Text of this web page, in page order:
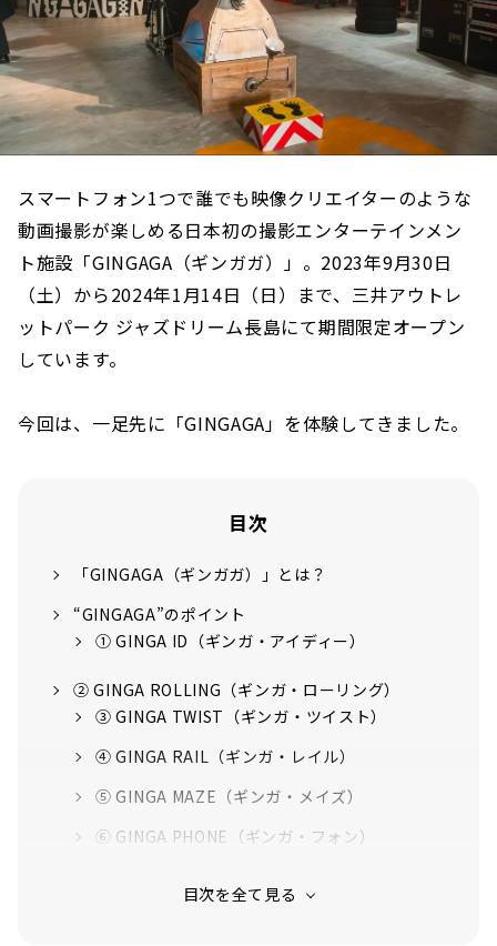
スマートフォン1つで誰でも映像クリエイターのような
動画撮影が楽しめる日本初の撮影エンターテインメン
ト施設「GINGAGA（ギンガガ）」。2023年9月30日
（土）から2024年1月14日（日）まで、三井アウトレ
ットパーク ジャズドリーム長島にて期間限定オープン
しています。
今回は、一足先に「GINGAGA」を体験してきました。
目次
「GINGAGA（ギンガガ）」とは？
“GINGAGA”のポイント
① GINGA ID（ギンガ・アイディー）
② GINGA ROLLING（ギンガ・ローリング）
③ GINGA TWIST（ギンガ・ツイスト）
④ GINGA RAIL（ギンガ・レイル）
⑤ GINGA MAZE（ギンガ・メイズ）
⑥ GINGA PHONE（ギンガ・フォン）
公式グッズも要チェック